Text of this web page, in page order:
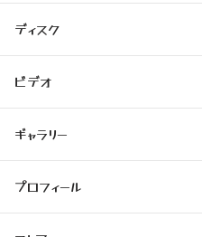
ディスク
ビデオ
ギャラリー
プロフィール